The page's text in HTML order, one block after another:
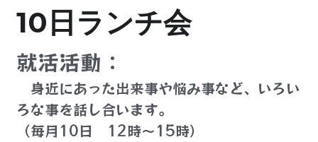
10日ランチ会
就活活動：
身近にあった出来事や悩み事など、いろい
ろな事を話し合います。
（毎月10日　12時〜15時）